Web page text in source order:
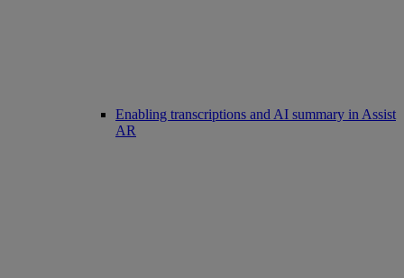
Enabling transcriptions and AI summary in Assist
AR